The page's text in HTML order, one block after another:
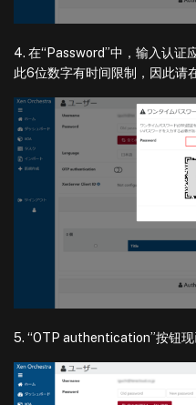
4. 在“Password”中，输入认证
此6位数字有时间限制，因此请
5. “OTP authentication”按钮现